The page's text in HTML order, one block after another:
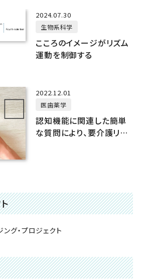
2024.07.30
生物系科学
こころのイメージがリズム
運動を制御する
2022.12.01
医歯薬学
認知機能に関連した簡単
な質問により、要介護リス
グ・プロジェクト